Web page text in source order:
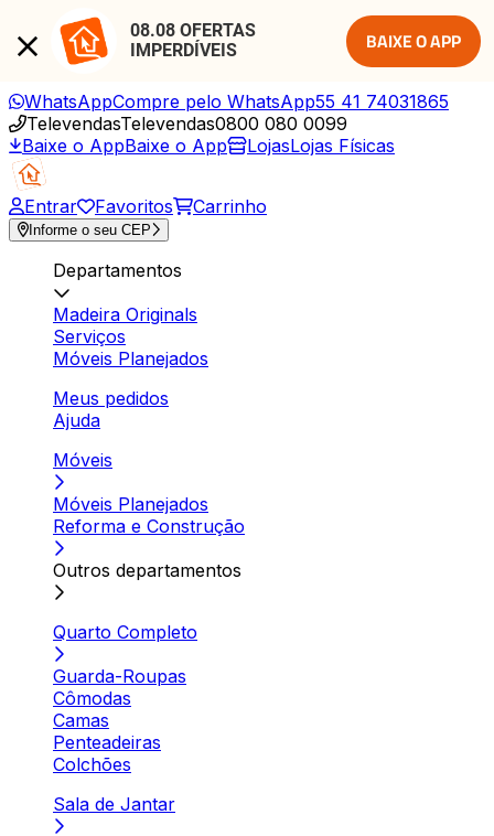
08.08 OFERTAS
IMPERDÍVEIS
BAIXE O APP
WhatsAppCompre pelo WhatsApp55 41 74031865
TelevendasTelevendas0800 080 0099
Baixe o AppBaixe o App LojasLojas Físicas
Entrar Favoritos Carrinho
Informe o seu CEP
Departamentos
Madeira Originals
Serviços
Móveis Planejados
Meus pedidos
Ajuda
Móveis
Móveis Planejados
Reforma e Construção
Outros departamentos
Quarto Completo
Guarda-Roupas
Cômodas
Camas
Penteadeiras
Colchões
Sala de Jantar